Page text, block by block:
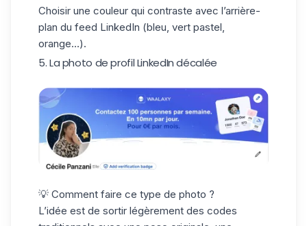
Choisir une couleur qui contraste avec l’arrière-
plan du feed LinkedIn (bleu, vert pastel,
orange…).
5. La photo de profil LinkedIn décalée
💡 Comment faire ce type de photo ?
L’idée est de sortir légèrement des codes